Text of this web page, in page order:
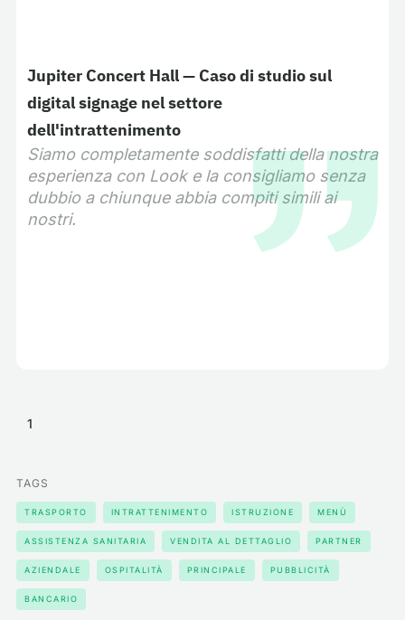
Jupiter Concert Hall — Caso di studio sul
digital signage nel settore
dell'intrattenimento
Siamo completamente soddisfatti della nostra
esperienza con Look e la consigliamo senza
dubbio a chiunque abbia compiti simili ai
nostri.
1
TAGS
TRASPORTO INTRATTENIMENTO ISTRUZIONE MENÙ
ASSISTENZA SANITARIA VENDITA AL DETTAGLIO PARTNER
AZIENDALE OSPITALITÀ PRINCIPALE PUBBLICITÀ
BANCARIO